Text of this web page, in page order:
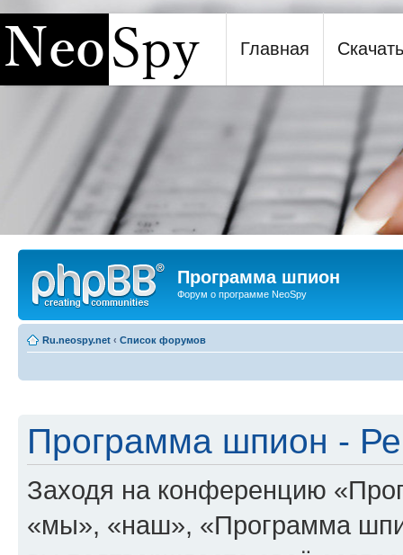
Программа шпион NeoSpy
Главная Скачать
Программа шпион
Форум о программе NeoSpy
Ru.neospy.net ‹ Список форумов
Программа шпион -
Заходя на конференцию
«мы», «наш», «Программа